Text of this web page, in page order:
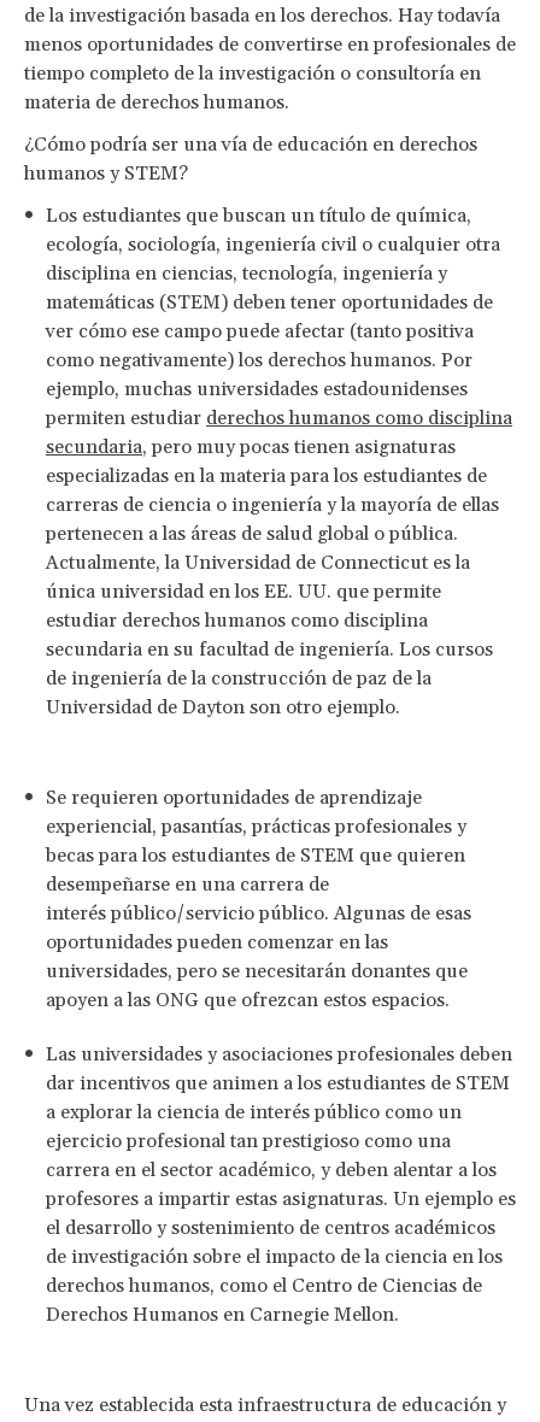
de la investigación basada en los derechos. Hay todavía
menos oportunidades de convertirse en profesionales de
tiempo completo de la investigación o consultoría en
materia de derechos humanos.
¿Cómo podría ser una vía de educación en derechos
humanos y STEM?
Los estudiantes que buscan un título de química,
ecología, sociología, ingeniería civil o cualquier otra
disciplina en ciencias, tecnología, ingeniería y
matemáticas (STEM) deben tener oportunidades de
ver cómo ese campo puede afectar (tanto positiva
como negativamente) los derechos humanos. Por
ejemplo, muchas universidades estadounidenses
permiten estudiar derechos humanos como disciplina
secundaria, pero muy pocas tienen asignaturas
especializadas en la materia para los estudiantes de
carreras de ciencia o ingeniería y la mayoría de ellas
pertenecen a las áreas de salud global o pública.
Actualmente, la Universidad de Connecticut es la
única universidad en los EE. UU. que permite
estudiar derechos humanos como disciplina
secundaria en su facultad de ingeniería. Los cursos
de ingeniería de la construcción de paz de la
Universidad de Dayton son otro ejemplo.
Se requieren oportunidades de aprendizaje
experiencial, pasantías, prácticas profesionales y
becas para los estudiantes de STEM que quieren
desempeñarse en una carrera de
interés público/servicio público. Algunas de esas
oportunidades pueden comenzar en las
universidades, pero se necesitarán donantes que
apoyen a las ONG que ofrezcan estos espacios.
Las universidades y asociaciones profesionales deben
dar incentivos que animen a los estudiantes de STEM
a explorar la ciencia de interés público como un
ejercicio profesional tan prestigioso como una
carrera en el sector académico, y deben alentar a los
profesores a impartir estas asignaturas. Un ejemplo es
el desarrollo y sostenimiento de centros académicos
de investigación sobre el impacto de la ciencia en los
derechos humanos, como el Centro de Ciencias de
Derechos Humanos en Carnegie Mellon.
Una vez establecida esta infraestructura de educación y